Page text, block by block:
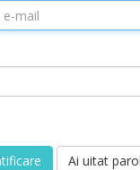
Ai uitat